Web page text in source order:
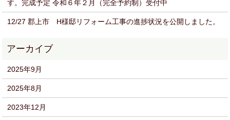
す。完成予定 令和６年２月（完全予約制）受付中
12/27 郡上市 H様邸リフォーム工事の進捗状況を公開しました。
2025年9月
2025年8月
2023年12月